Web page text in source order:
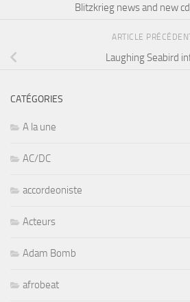
Blitzkrieg news and new
ARTICLE
Laughing Seabird
CATÉGORIES
A la une
AC/DC
accordeoniste
Acteurs
Adam Bomb
afrobeat